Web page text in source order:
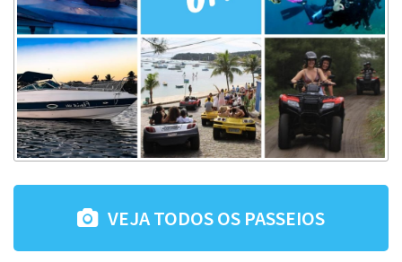
VEJA TODOS OS PASSEIOS